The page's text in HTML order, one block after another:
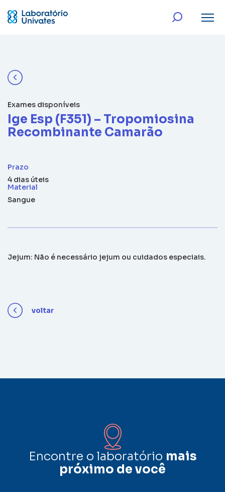
Exames disponíveis
Ige Esp (F351) – Tropomiosina
Recombinante Camarão
Prazo
4 dias úteis
Material
Sangue
Jejum: Não é necessário jejum ou cuidados especiais.
voltar
Encontre o laboratório mais
próximo de você